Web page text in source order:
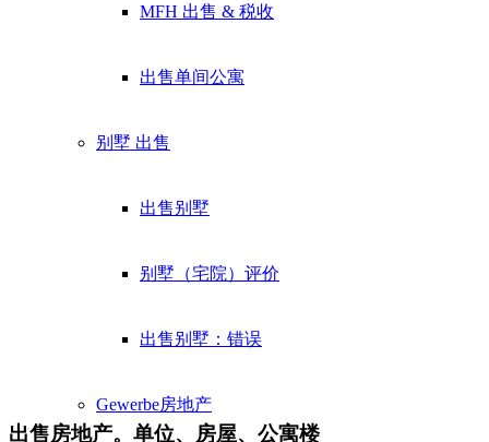
MFH 出售 & 税收
出售单间公寓
别墅 出售
出售别墅
别墅（宅院）评价
出售别墅：错误
Gewerbe房地产
出售房地产。单位、房屋、公寓楼